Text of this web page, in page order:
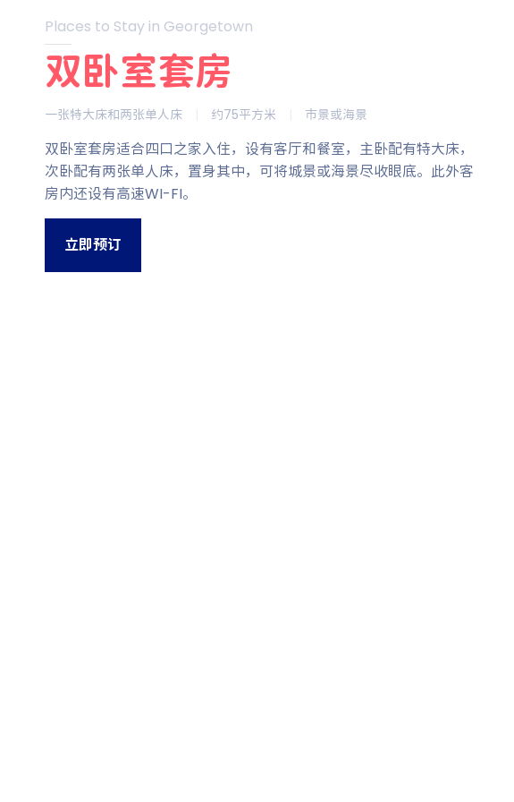
Places to Stay in Georgetown
双卧室套房
一张特大床和两张单人床 约75平方米 市景或海景
双卧室套房适合四口之家入住，设有客厅和餐室，主卧配有特大床，
次卧配有两张单人床，置身其中，可将城景或海景尽收眼底。此外客
房内还设有高速WI-FI。
立即预订